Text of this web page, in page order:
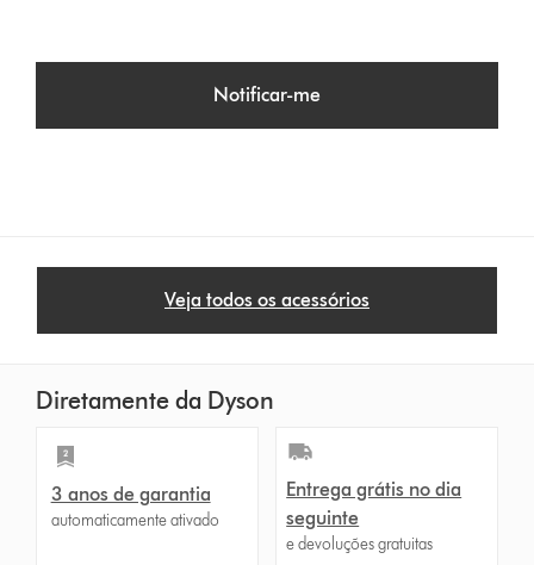
t
Notificar-me
Veja todos os acessórios
Diretamente da Dyson
3 anos de garantia
automaticamente ativado
Entrega grátis no dia
seguinte
e devoluções gratuitas